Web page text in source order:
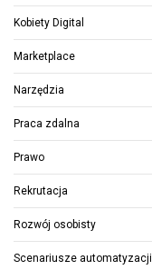
Kobiety Digital
Marketplace
Narzędzia
Praca zdalna
Prawo
Rekrutacja
Rozwój osobisty
Scenariusze automatyzacji